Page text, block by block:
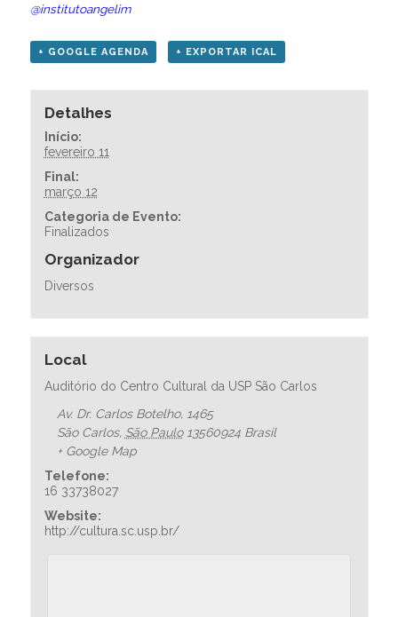
@institutoangelim
+ GOOGLE AGENDA + EXPORTAR ICAL
Detalhes
Início:
fevereiro 11
Final:
março 12
Categoria de Evento:
Finalizados
Organizador
Diversos
Local
Auditório do Centro Cultural da USP São Carlos
Av. Dr. Carlos Botelho, 1465
São Carlos, São Paulo 13560924 Brasil
+ Google Map
Telefone:
16 33738027
Website:
http://cultura.sc.usp.br/